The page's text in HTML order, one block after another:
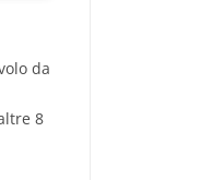
da
8